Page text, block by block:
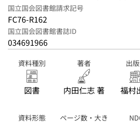
国立国会図書館請求記号
FC76-R162
国立国会図書館書誌ID
034691966
資料種別
図書
著者
内田仁志 著
出
福村
資料形態
ページ数・大き